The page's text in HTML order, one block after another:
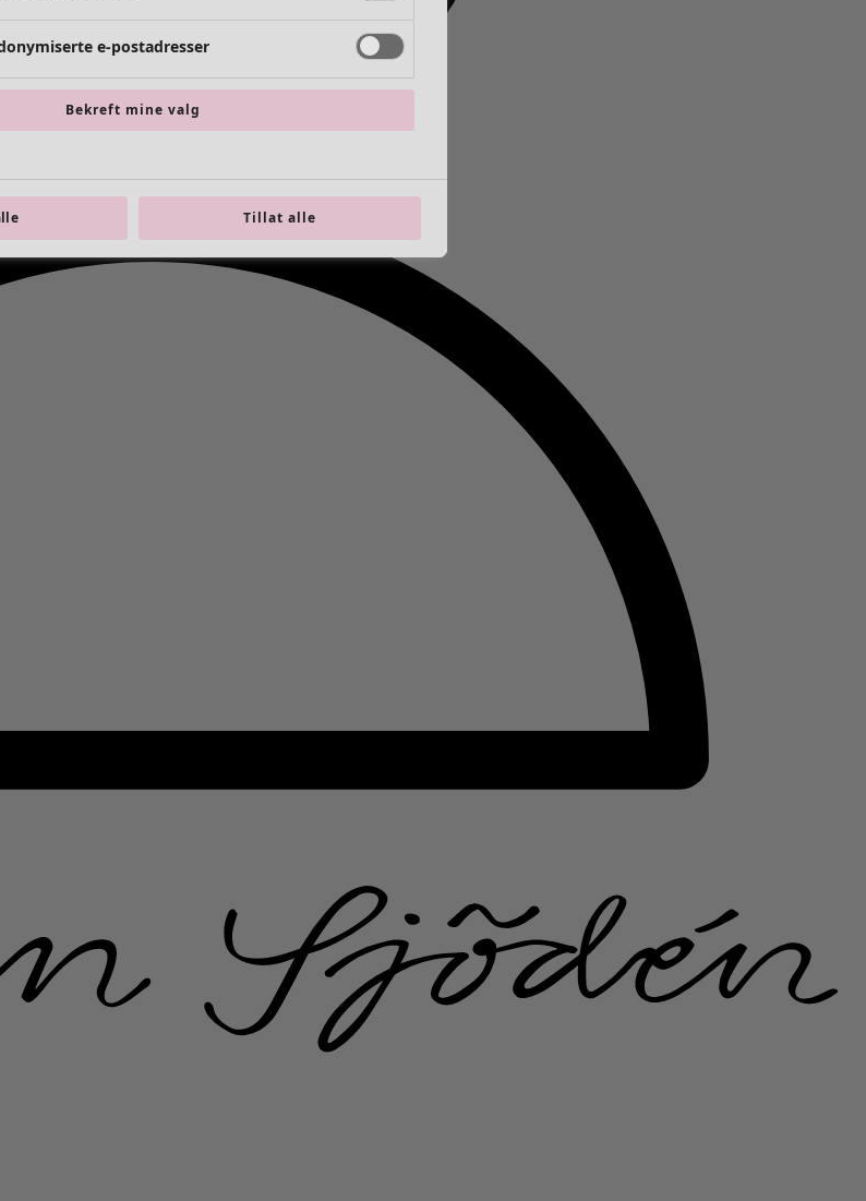
e-postadresser
Bekreft mine valg
Tillat alle